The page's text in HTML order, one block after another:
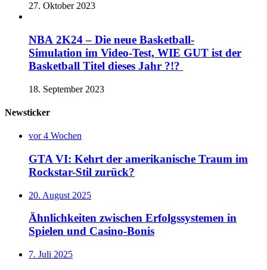
27. Oktober 2023
NBA 2K24 – Die neue Basketball-
Simulation im Video-Test, WIE GUT ist der
Basketball Titel dieses Jahr ?!?
18. September 2023
Newsticker
vor 4 Wochen
GTA VI: Kehrt der amerikanische Traum im
Rockstar-Stil zurück?
20. August 2025
Ähnlichkeiten zwischen Erfolgssystemen in
Spielen und Casino‑Bonis
7. Juli 2025